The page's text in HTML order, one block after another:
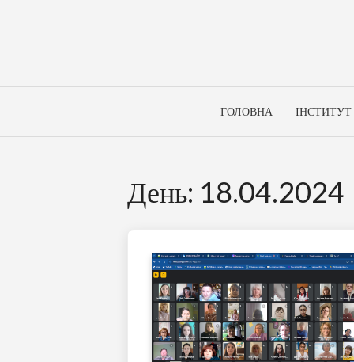
ГОЛОВНА ІНСТИТУТ
День: 18.04.2024